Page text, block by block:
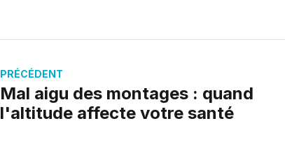
PRÉCÉDENT
Mal aigu des montages : quand
l'altitude affecte votre santé